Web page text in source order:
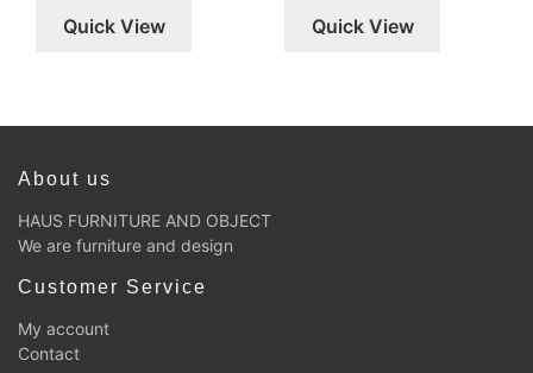
Quick View Quick View
About us
HAUS FURNITURE AND OBJECT
We are furniture and design
Customer Service
My account
Contact